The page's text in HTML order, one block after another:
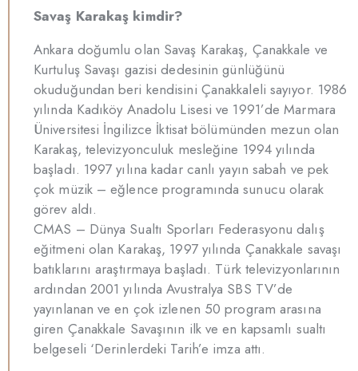
Savaş Karakaş kimdir?
Ankara doğumlu olan Savaş Karakaş, Çanakkale ve
Kurtuluş Savaşı gazisi dedesinin günlüğünü
okuduğundan beri kendisini Çanakkaleli sayıyor. 1986
yılında Kadıköy Anadolu Lisesi ve 1991’de Marmara
Üniversitesi İngilizce İktisat bölümünden mezun olan
Karakaş, televizyonculuk mesleğine 1994 yılında
başladı. 1997 yılına kadar canlı yayın sabah ve pek
çok müzik – eğlence programında sunucu olarak
görev aldı.
CMAS – Dünya Sualtı Sporları Federasyonu dalış
eğitmeni olan Karakaş, 1997 yılında Çanakkale savaşı
batıklarını araştırmaya başladı. Türk televizyonlarının
ardından 2001 yılında Avustralya SBS TV’de
yayınlanan ve en çok izlenen 50 program arasına
giren Çanakkale Savaşının ilk ve en kapsamlı sualtı
belgeseli ‘Derinlerdeki Tarih’e imza attı.